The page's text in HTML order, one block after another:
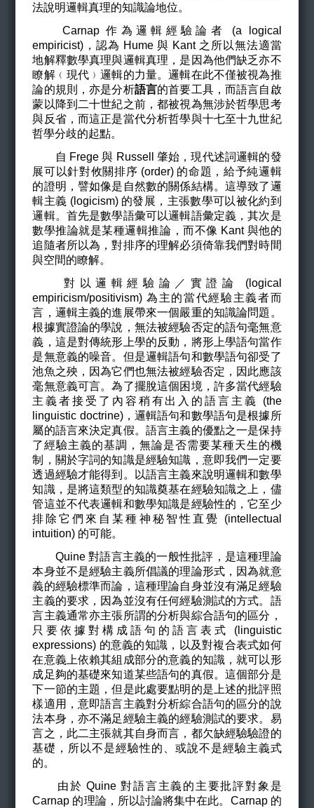
法說明邏輯真理的知識論地位。
Carnap作為邏輯經驗論者 (a logical
empiricist)，認為 Hume 與 Kant 之所以無法適當
地解釋數學真理與邏輯真理，是因為他們缺乏亦不
瞭解﹙現代﹚邏輯的力量。邏輯在此不僅被視為推
論的規則，亦是分析語言的首要工具，而語言自啟
蒙以降到二十世紀之前，都被視為無涉於哲學思考
與反省，而這正是當代分析哲學與十七至十九世紀
哲學分歧的起點。
自 Frege 與 Russell 肇始，現代述詞邏輯的發
展可以針對攸關排序 (order) 的命題，給予純邏輯
的證明，譬如像是自然數的關係結構。這導致了邏
輯主義 (logicism) 的發展，主張數學可以被化約到
邏輯。首先是數學語彙可以邏輯語彙定義，其次是
數學推論就是某種邏輯推論，而不像 Kant 與他的
追隨者所以為，對排序的理解必須倚靠我們對時間
與空間的瞭解。
對以邏輯經驗論／實證論 (logical
empiricism/positivism) 為主的當代經驗主義者而
言，邏輯主義的進展帶來一個嚴重的知識論問題。
根據實證論的學說，無法被經驗否定的語句毫無意
義，這是對傳統形上學的反動，將形上學語句當作
是無意義的噪音。但是邏輯語句和數學語句卻受了
池魚之殃，因為它們也無法被經驗否定，因此應該
毫無意義可言。為了擺脫這個困境，許多當代經驗
主義者接受了內容稍有出入的語言主義 (the
linguistic doctrine)，邏輯語句和數學語句是根據所
屬的語言來決定真假。語言主義的優點之一是保持
了經驗主義的基調，無論是否需要某種天生的機
制，關於字詞的知識是經驗知識，意即我們一定要
透過經驗才能得到。以語言主義來說明邏輯和數學
知識，是將這類型的知識奠基在經驗知識之上，儘
管這並不代表邏輯和數學知識是經驗性的，它至少
排除它們來自某種神秘智性直覺 (intellectual
intuition) 的可能。
Quine對語言主義的一般性批評，是這種理論
本身並不是經驗主義所倡議的理論形式，因為就意
義的經驗標準而論，這種理論自身並沒有滿足經驗
主義的要求，因為並沒有任何經驗測試的方式。語
言主義通常亦主張所謂的分析與綜合語句的區分，
只要依據對構成語句的語言表式 (linguistic
expressions) 的意義的知識，以及對複合表式如何
在意義上依賴其組成部分的意義的知識，就可以形
成足夠的基礎來知道某些語句的真假。這個部分是
下一節的主題，但是此處要點明的是上述的批評照
樣適用，意即語言主義對分析綜合語句的區分的說
法本身，亦不滿足經驗主義的經驗測試的要求。易
言之，此二主張就其自身而言，都欠缺經驗驗證的
基礎，所以不是經驗性的、或說不是經驗主義式
的。
由於 Quine 對語言主義的主要批評對象是
Carnap 的理論，所以討論將集中在此。Carnap 的